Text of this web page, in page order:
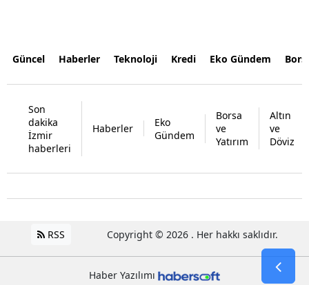
Güncel Haberler Teknoloji Kredi Eko Gündem
Son
dakika
İzmir
haberleri
Haberler
Eko
Gündem
Borsa
ve
Yatırım
Altın
ve
Döviz
RSS Copyright © 2026 . Her hakkı saklıdır.
Haber Yazılımı